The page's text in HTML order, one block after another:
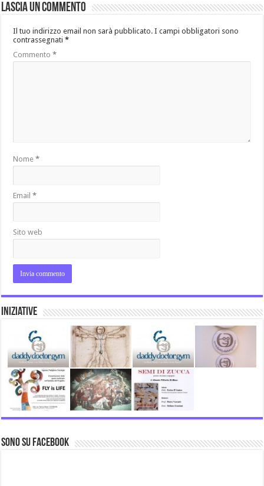
Lascia un commento
Il tuo indirizzo email non sarà pubblicato. I campi obbligatori sono
contrassegnati*
Commento*
Nome*
Email*
Sito web
Iniziative
Sono su Facebook